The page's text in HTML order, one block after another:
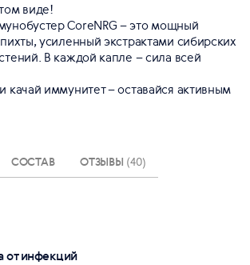
виде!
CoreNRG – это мощный
усиленный экстрактами сибирских
В каждой капле – сила всей
качай иммунитет – оставайся активным
СОСТАВ ОТЗЫВЫ (40)
от инфекций